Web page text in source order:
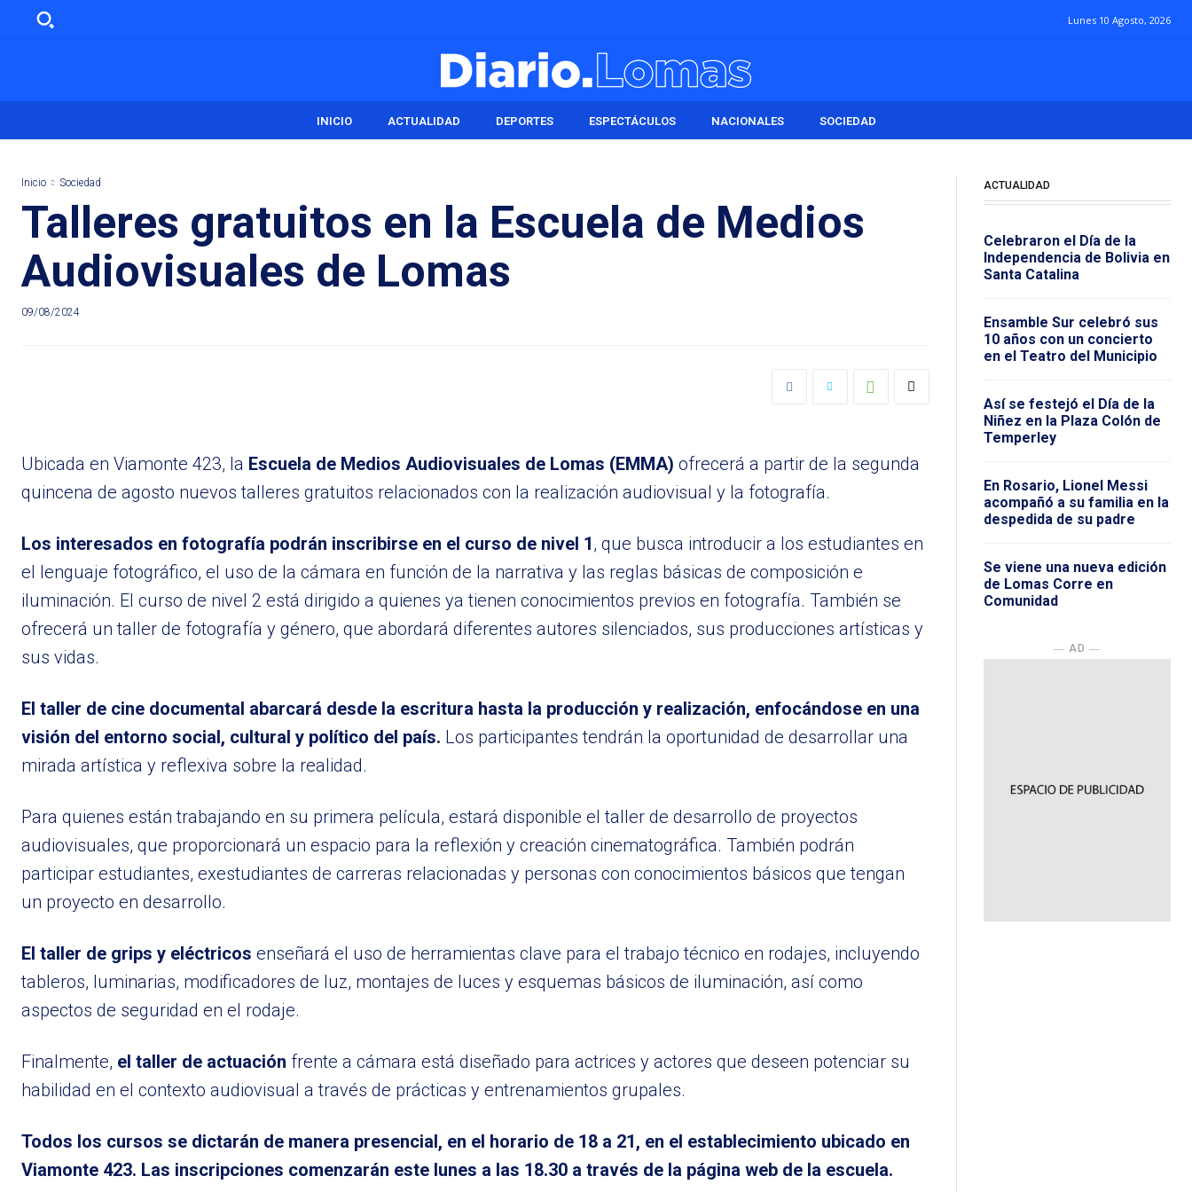
Lunes 10 Agosto, 2026
INICIO ACTUALIDAD DEPORTES ESPECTÁCULOS NACIONALES SOCIEDAD
Inicio Sociedad
Talleres gratuitos en la Escuela de Medios
Audiovisuales de Lomas
09/08/2024
Ubicada en Viamonte 423, la Escuela de Medios Audiovisuales de Lomas (EMMA) ofrecerá a partir de la segunda
quincena de agosto nuevos talleres gratuitos relacionados con la realización audiovisual y la fotografía.
Los interesados en fotografía podrán inscribirse en el curso de nivel 1, que busca introducir a los estudiantes en
el lenguaje fotográfico, el uso de la cámara en función de la narrativa y las reglas básicas de composición e
iluminación. El curso de nivel 2 está dirigido a quienes ya tienen conocimientos previos en fotografía. También se
ofrecerá un taller de fotografía y género, que abordará diferentes autores silenciados, sus producciones artísticas y
sus vidas.
El taller de cine documental abarcará desde la escritura hasta la producción y realización, enfocándose en una
visión del entorno social, cultural y político del país. Los participantes tendrán la oportunidad de desarrollar una
mirada artística y reflexiva sobre la realidad.
Para quienes están trabajando en su primera película, estará disponible el taller de desarrollo de proyectos
audiovisuales, que proporcionará un espacio para la reflexión y creación cinematográfica. También podrán
participar estudiantes, exestudiantes de carreras relacionadas y personas con conocimientos básicos que tengan
un proyecto en desarrollo.
El taller de grips y eléctricos enseñará el uso de herramientas clave para el trabajo técnico en rodajes, incluyendo
tableros, luminarias, modificadores de luz, montajes de luces y esquemas básicos de iluminación, así como
aspectos de seguridad en el rodaje.
Finalmente, el taller de actuación frente a cámara está diseñado para actrices y actores que deseen potenciar su
habilidad en el contexto audiovisual a través de prácticas y entrenamientos grupales.
Todos los cursos se dictarán de manera presencial, en el horario de 18 a 21, en el establecimiento ubicado en
Viamonte 423. Las inscripciones comenzarán este lunes a las 18.30 a través de la página web de la escuela.
ACTUALIDAD
Celebraron el Día de la
Independencia de Bolivia en
Santa Catalina
Ensamble Sur celebró sus
10 años con un concierto
en el Teatro del Municipio
Así se festejó el Día de la
Niñez en la Plaza Colón de
Temperley
En Rosario, Lionel Messi
acompañó a su familia en la
despedida de su padre
Se viene una nueva edición
de Lomas Corre en
Comunidad
― AD ―